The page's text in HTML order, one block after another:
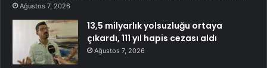
Ağustos 7, 2026
13,5 milyarlık yolsuzluğu ortaya
çıkardı, 111 yıl hapis cezası aldı
Ağustos 7, 2026